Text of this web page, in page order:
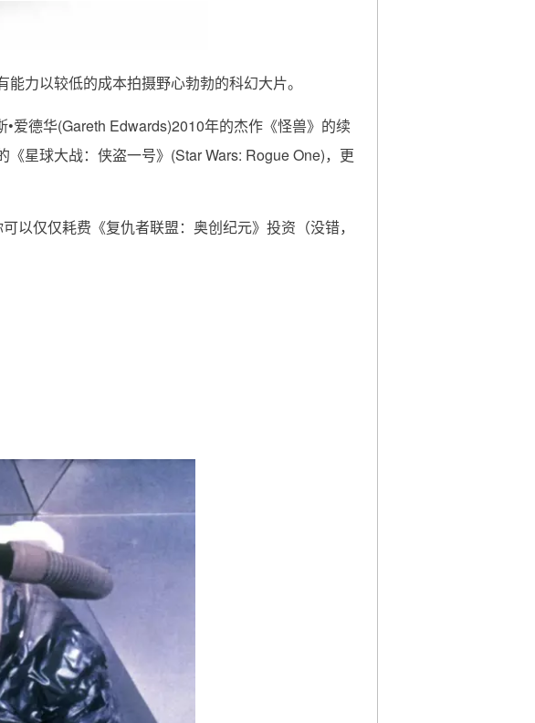
力以较低的成本拍摄野心勃勃的科幻大片。
爱德华(Gareth Edwards)2010年的杰作《怪兽》的续
星球大战：侠盗一号》(Star Wars: Rogue One)，更
以仅仅耗费《复仇者联盟：奥创纪元》投资（没错，